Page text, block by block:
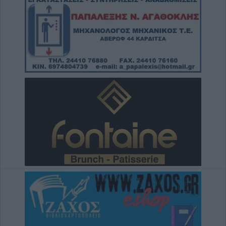
coffee!”
8 Αυγούστου 2026, 12:22
Συλλυπητήριο μήνυμα της Ν.Ε. ΣΥΡΙΖΑ-ΠΣ
Καρδίτσας για την απώλεια του Λεωνίδα
Μητρίτσα
8 Αυγούστου 2026, 12:04
Την Κυριακή 9 Αυγούστου η κηδεία της
Προσωρινή διακοπή νερού από τη ΔΕΥΑΚ
λόγω βλάβης στο κέντρο της Καρδίτσας
Τρίκαλα: Στα 1.352 μέτρα, δημιουργήθηκε
ένας μοναδικός χώρος αναψυχής στο
υψηλότερο χωριό της Θεσσαλίας, το Στεφάνι
8 Αυγούστου 2026, 10:34
Κων. Λαμπρόπουλος: Με άδεια κατάληψης